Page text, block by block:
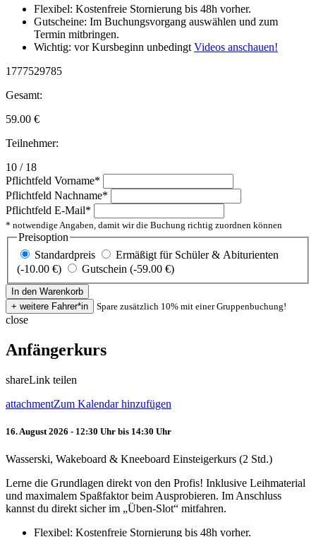
Flexibel: Kostenfreie Stornierung bis 48h vorher.
Gutscheine: Im Buchungsvorgang auswählen und zum
Termin mitbringen.
Wichtig: vor Kursbeginn unbedingt Videos anschauen!
1777529785
Gesamt:
59.00 €
Teilnehmer:
10 / 18
Pflichtfeld Vorname*
Pflichtfeld Nachname*
Pflichtfeld E-Mail*
* notwendige Angaben, damit wir die Buchung richtig zuordnen können
Preisoption
Standardpreis
Ermäßigt für Schüler & Abiturienten
(-10.00 €)
Gutschein (-59.00 €)
Spare zusätzlich 10% mit einer Gruppenbuchung!
close
Anfängerkurs
shareLink teilen
attachmentZum Kalendar hinzufügen
16. August 2026 - 12:30 Uhr bis 14:30 Uhr
Wasserski, Wakeboard & Kneeboard Einsteigerkurs (2 Std.)
Lerne die Grundlagen direkt von den Profis! Inklusive Leihmaterial
und maximalem Spaßfaktor beim Ausprobieren. Im Anschluss
kannst du direkt sicher im „Üben-Slot“ mitfahren.
Flexibel: Kostenfreie Stornierung bis 48h vorher.